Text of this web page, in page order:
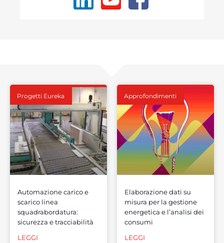
Progetti Eureka
Automazione carico e
scarico linea
squadrabordatura:
sicurezza e tracciabilità
LEGGI
Approfondimenti
Elaborazione dati su
misura per la gestione
energetica e l’analisi dei
consumi
LEGGI